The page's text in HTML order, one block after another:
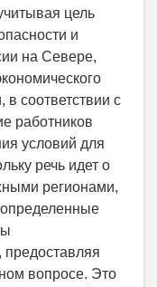
цель
и
на Севере,
в соответствии с
работников
условий для
речь идет о
регионами,
определенные
предоставляя
вопросе. Это